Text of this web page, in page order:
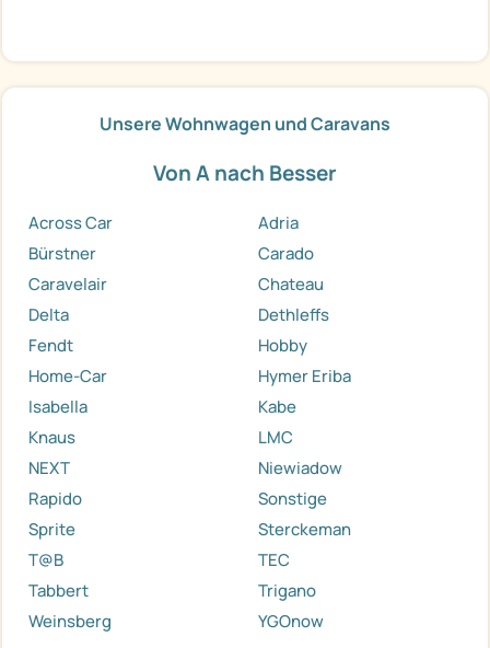
Unsere Wohnwagen und Caravans
Von A nach Besser
Across Car
Adria
Bürstner
Carado
Caravelair
Chateau
Delta
Dethleffs
Fendt
Hobby
Home-Car
Hymer Eriba
Isabella
Kabe
Knaus
LMC
NEXT
Niewiadow
Rapido
Sonstige
Sprite
Sterckeman
T@B
TEC
Tabbert
Trigano
Weinsberg
YGOnow